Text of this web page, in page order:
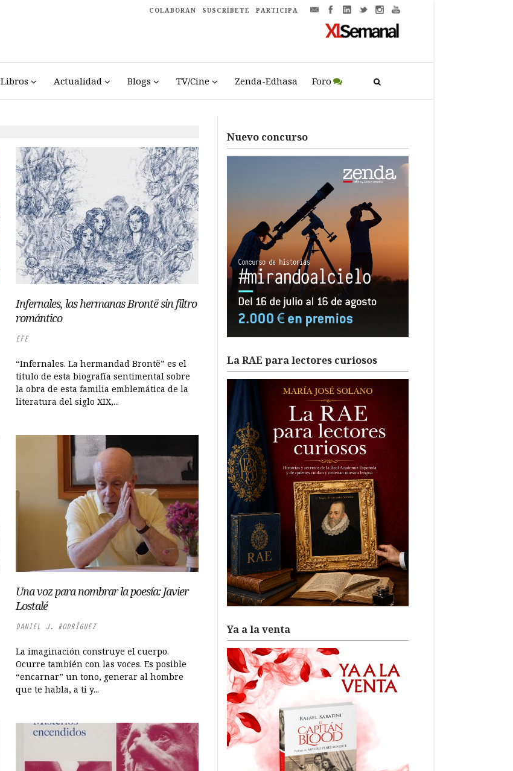
COLABORAN SUSCRÍBETE PARTICIPA
Libros Actualidad Blogs TV/Cine Zenda-Edhasa Foro
Infernales, las hermanas Brontë sin filtro
romántico
EFE
“Infernales. La hermandad Brontë” es el
título de esta biografía sentimental sobre
la obra de esta familia emblemática de la
literatura del siglo XIX,...
Una voz para nombrar la poesía: Javier
Lostalé
DANIEL J. RODRÍGUEZ
La imaginación construye el cuerpo.
Ocurre también con las voces. Es posible
“encarnar” un tono, generar al hombre
que te habla, a ti y...
Nuevo concurso
La RAE para lectores curiosos
Ya a la venta